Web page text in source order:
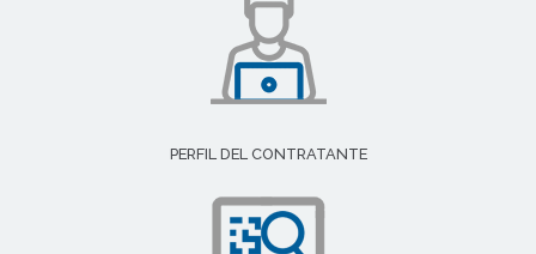
PERFIL DEL CONTRATANTE